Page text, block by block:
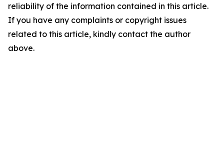
reliability of the information contained in this article.
If you have any complaints or copyright issues
related to this article, kindly contact the author
above.